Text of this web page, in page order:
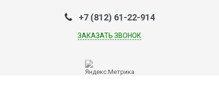
+7 (812) 61-22-914
ЗАКАЗАТЬ ЗВОНОК